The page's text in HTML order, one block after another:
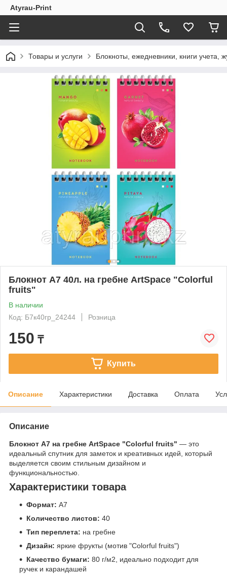
Atyrau-Print
Товары и услуги Блокноты, ежедневники, книги учета,
Блокнот А7 40л. на гребне ArtSpace "Colorful
fruits"
В наличии
Код: Б7к40гр_24244
Розница
150 ₸
Купить
Описание Характеристики Доставка Оплата
Описание
Блокнот A7 на гребне ArtSpace "Colorful fruits" — это
идеальный спутник для заметок и креативных идей, который
выделяется своим стильным дизайном и
функциональностью.
Характеристики товара
Формат: A7
Количество листов: 40
Тип переплета: на гребне
Дизайн: яркие фрукты (мотив "Colorful fruits")
Качество бумаги: 80 г/м2, идеально подходит для
ручек и карандашей